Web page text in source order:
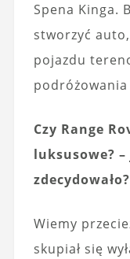
Spena Kinga.
stworzyć
pojazdu
Czy Range
luksusowe?
zdecydowało?
Wiemy
skupiał się